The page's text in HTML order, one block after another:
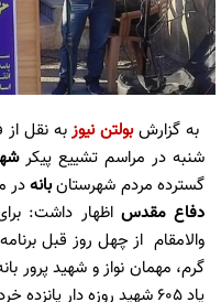
به گزارشبولتن نیوزبه نقل
شنبه در مراسم تشییع پیکر
گسترده مردم شهرستانبانهدر
دفاع مقدساظهار داشت:
والامقام از چهل روز قبل
گرم، مهمان نواز و شهید پرور
یاد 605 شهید روزه دار پانزده خرداد به خاک سپرده شد.